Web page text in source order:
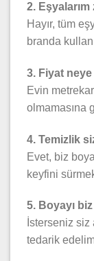
2.
Hayır, tüm
branda
3. Fiyat
Evin
olmamasına
4. Temizlik
Evet, biz
keyfini
5. Boyayı
İsterseniz
tedarik